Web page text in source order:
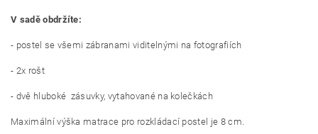
V sadě obdržíte:
- postel se všemi zábranami viditelnými na fotografiích
- 2x rošt
- dvě hluboké zásuvky, vytahované na kolečkách
Maximální výška matrace pro rozkládací postel je 8 cm.